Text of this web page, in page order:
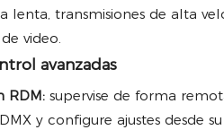
lenta, transmisiones de alta
video.
avanzadas
RDM: supervise de forma
y configure ajustes desde